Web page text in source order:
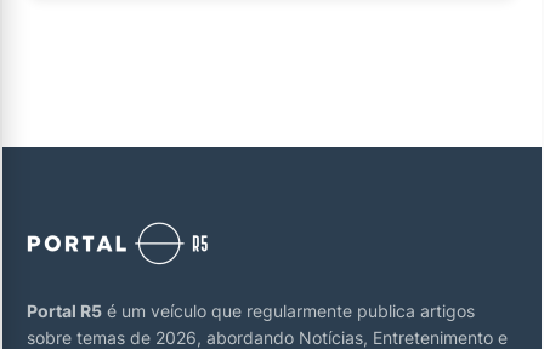
Portal R5 é um veículo que regularmente publica artigos
sobre temas de 2026, abordando Notícias, Entretenimento e